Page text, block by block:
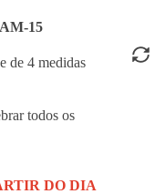
15
de 4 medidas
todos os
DO DIA